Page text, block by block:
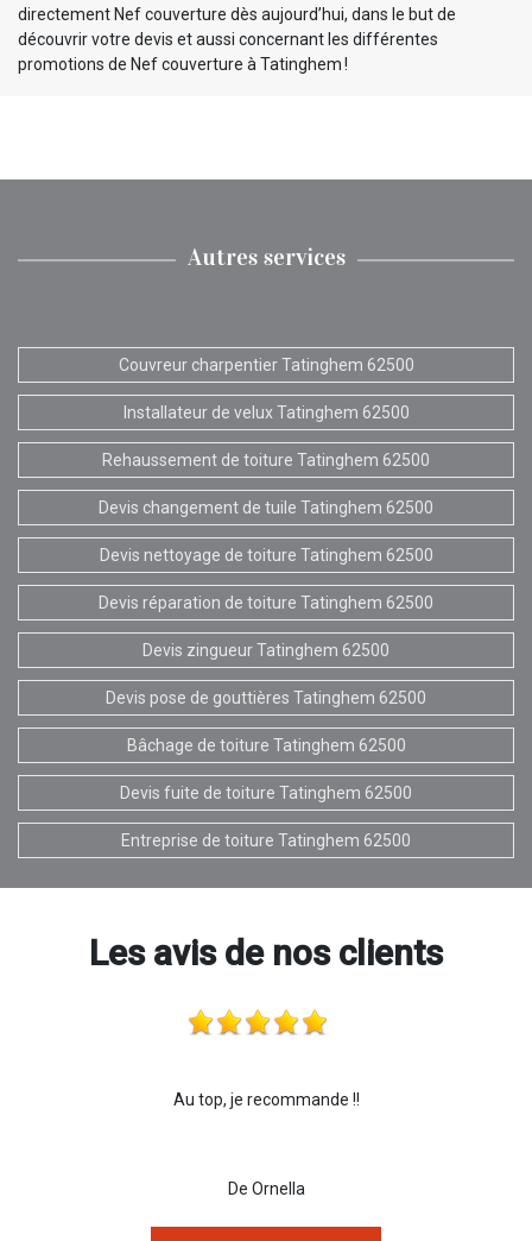
directement Nef couverture dès aujourd’hui, dans le but de
découvrir votre devis et aussi concernant les différentes
promotions de Nef couverture à Tatinghem !
Autres services
Couvreur charpentier Tatinghem 62500
Installateur de velux Tatinghem 62500
Rehaussement de toiture Tatinghem 62500
Devis changement de tuile Tatinghem 62500
Devis nettoyage de toiture Tatinghem 62500
Devis réparation de toiture Tatinghem 62500
Devis zingueur Tatinghem 62500
Devis pose de gouttières Tatinghem 62500
Bâchage de toiture Tatinghem 62500
Devis fuite de toiture Tatinghem 62500
Entreprise de toiture Tatinghem 62500
Les avis de nos clients
Au top, je recommande !!
De Ornella